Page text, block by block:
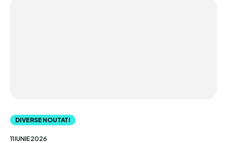
DIVERSE NOUTATI
11 IUNIE 2026